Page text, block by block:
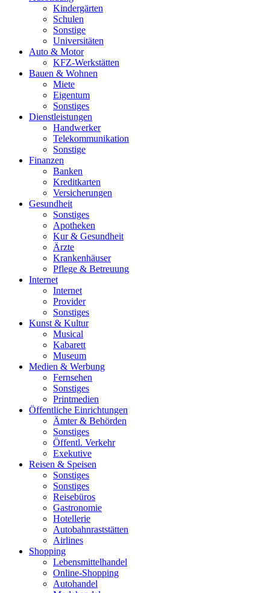
Kindergärten
Schulen
Sonstige
Universitäten
Auto & Motor
KFZ-Werkstätten
Bauen & Wohnen
Miete
Eigentum
Sonstiges
Dienstleistungen
Handwerker
Telekommunikation
Sonstige
Finanzen
Banken
Kreditkarten
Versicherungen
Gesundheit
Sonstiges
Apotheken
Kur & Gesundheit
Ärzte
Krankenhäuser
Pflege & Betreuung
Internet
Internet
Provider
Sonstiges
Kunst & Kultur
Musical
Kabarett
Museum
Medien & Werbung
Fernsehen
Sonstiges
Printmedien
Öffentliche Einrichtungen
Ämter & Behörden
Sonstiges
Öffentl. Verkehr
Exekutive
Reisen & Speisen
Sonstiges
Sonstiges
Reisebüros
Gastronomie
Hotellerie
Autobahnraststätten
Airlines
Shopping
Lebensmittelhandel
Online-Shopping
Autohandel